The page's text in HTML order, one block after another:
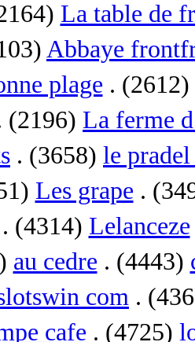
La table de
Abbaye
plage . (2612)
(2196) La ferme
. (3658) le
Les grape .
. (4314) Lelanceze
au cedre . (4443)
com .
cafe . (4725)